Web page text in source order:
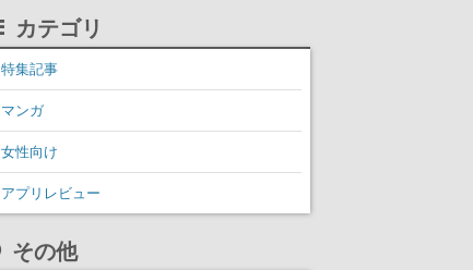
カテゴリ
特集記事
マンガ
女性向け
アプリレビュー
その他